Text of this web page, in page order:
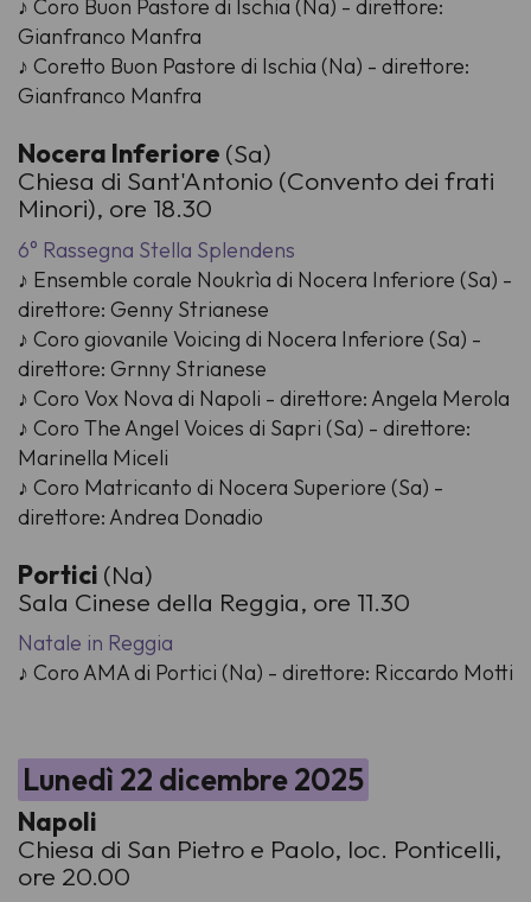
♪ Coro Buon Pastore di Ischia (Na) - direttore:
Gianfranco Manfra
♪ Coretto Buon Pastore di Ischia (Na) - direttore:
Gianfranco Manfra
Nocera Inferiore (Sa)
Chiesa di Sant'Antonio (Convento dei frati
Minori), ore 18.30
6° Rassegna Stella Splendens
♪ Ensemble corale Noukrìa di Nocera Inferiore (Sa) -
direttore: Genny Strianese
♪ Coro giovanile Voicing di Nocera Inferiore (Sa) -
direttore: Grnny Strianese
♪ Coro Vox Nova di Napoli - direttore: Angela Merola
♪ Coro The Angel Voices di Sapri (Sa) - direttore:
Marinella Miceli
♪ Coro Matricanto di Nocera Superiore (Sa) -
direttore: Andrea Donadio
Portici (Na)
Sala Cinese della Reggia, ore 11.30
Natale in Reggia
♪ Coro AMA di Portici (Na) - direttore: Riccardo Motti
Lunedì 22 dicembre 2025
Napoli
Chiesa di San Pietro e Paolo, loc. Ponticelli,
ore 20.00